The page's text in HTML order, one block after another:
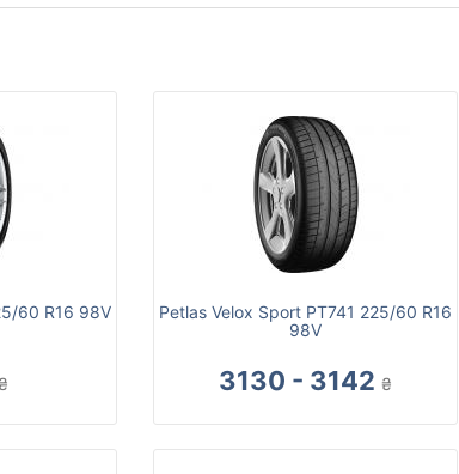
60 R16 98V
Petlas Velox Sport PT741 225/60 R16
98V
3130 - 3142 ₴